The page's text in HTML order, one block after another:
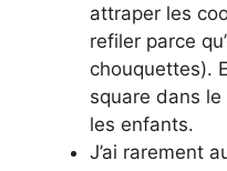
attraper les
refiler parce
chouquettes).
square dans
les enfants.
J’ai rarement